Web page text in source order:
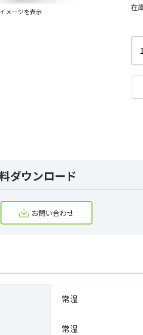
メージを表示 在
ダウンロード
お問い合わせ
常温
常温